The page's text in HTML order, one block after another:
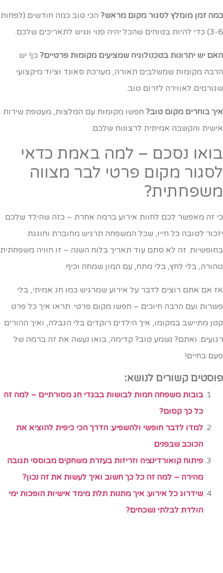
זמן מומלץ לסגור מקום מראש?הכי טוב כמה חודשים (לפחות
שהכל יהיה פנוי ונגיש לתאריכים שלכם.
יש יתרונות בטכנולוגיה שמציעים מקומות פרטיים?כן! יש
מקומות שמשלבים תאורה, מערכת סאונד וציוד מיקצועי
לאווירה לזרום טוב.
בוחרים מקום טוב?חפשו מקומות עם המלצות, מעטפת שירות
והקשבה אמיתית לרצונות שלכם.
נסכם – למה באמת כדאי
מקום פרטי לבר מצווה
זה מאפשר לכם לחוות אירוע ברמה אחרת – כזה שהילד שלכם
לטובה כל חייו, שכל המשפחה תרגיש מחוברת וחוגגת
זה לא סתם עוד תאריך בלוח השנה – זו חוויה משפחתית
בלי לחץ, בלי מתח, עם המון שמחה וכיף.
אם אתם רוצים לדבר על אירוע שמרגיש כמו חג אמיתי, בלי
ועם הרבה חיוכים – חפשו מקום פרטי. תראו איך כל פרט
מתיישב במקומו, איך הילדים רוקדים בלי הגבלה, ואיך ההורים
ואתם? נשמע טוב? קדימה, בואו נעשה את זה ברמה של
בחיים!
קשורים לנושא:
בובות משפחה חמות לבושות בבגדי חג מסורתיים – למה זה
כל כך קסום?
למדו לדבר חופשי ולהשפיע: הדרך הכי כיפית להוציא את
הכוכב שבפנים
פיתוח קואורדינציה וזריזות בעזרת משחקים מבוססי תגובה
מהירה – למה זה כל כך חשוב ואיך לעשות את זה נכון?
שידרוג כל אירוע: איך מתנות תלת מימד אישיות הופכות ימי
הולדת לבלתי נשכחים?